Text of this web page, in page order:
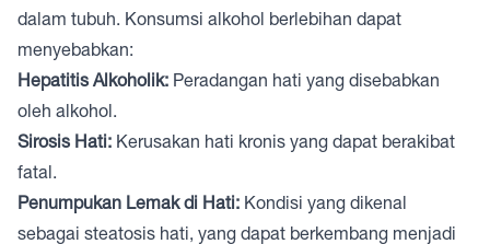
dalam tubuh. Konsumsi alkohol berlebihan dapat
menyebabkan:
Hepatitis Alkoholik: Peradangan hati yang disebabkan
oleh alkohol.
Sirosis Hati: Kerusakan hati kronis yang dapat berakibat
fatal.
Penumpukan Lemak di Hati: Kondisi yang dikenal
sebagai steatosis hati, yang dapat berkembang menjadi